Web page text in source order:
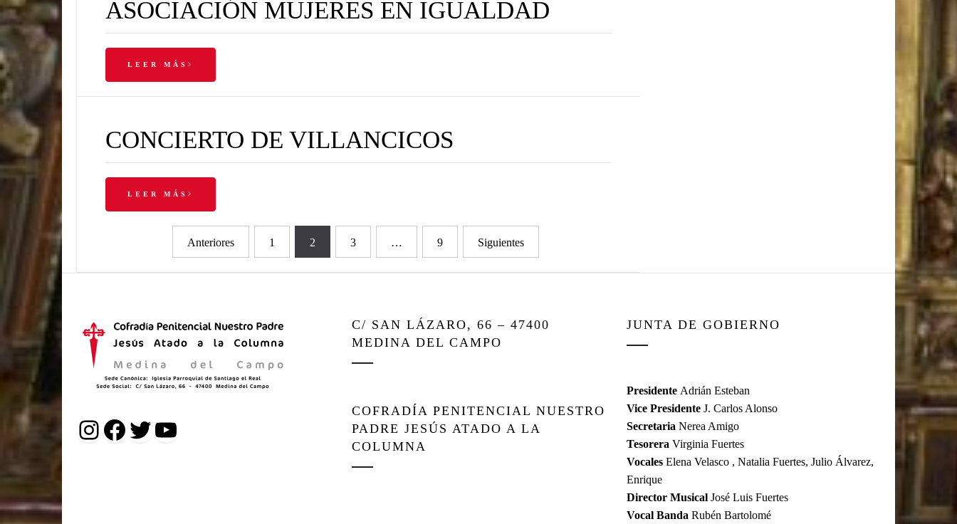
ASOCIACIÓN MUJERES EN IGUALDAD
LEER MÁS
CONCIERTO DE VILLANCICOS
LEER MÁS
Anteriores 1 2 3 … 9 Siguientes
Instagram
Facebook
Twitter
YouTube
C/ SAN LÁZARO, 66 – 47400
MEDINA DEL CAMPO
COFRADÍA PENITENCIAL NUESTRO
PADRE JESÚS ATADO A LA
COLUMNA
JUNTA DE GOBIERNO
Presidente Adrián Esteban
Vice Presidente J. Carlos Alonso
Secretaria Nerea Amigo
Tesorera Virginia Fuertes
Vocales Elena Velasco , Natalia Fuertes, Julio Álvarez,
Enrique
Director Musical José Luis Fuertes
Vocal Banda Rubén Bartolomé